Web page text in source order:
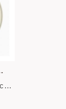
https://www.facebook.com/IKT.tiansiang/